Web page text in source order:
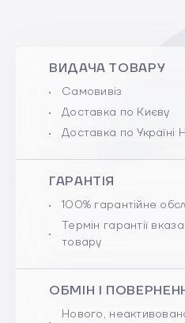
ВИДАЧА ТОВАРУ
Самовивіз
Доставка по Києву
Доставка по
ГАРАНТІЯ
100% гарантійне
Термін гарантії
товару
ОБМІН І
Нового,